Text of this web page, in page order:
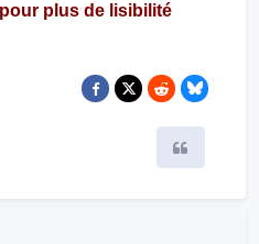
plus de lisibilité